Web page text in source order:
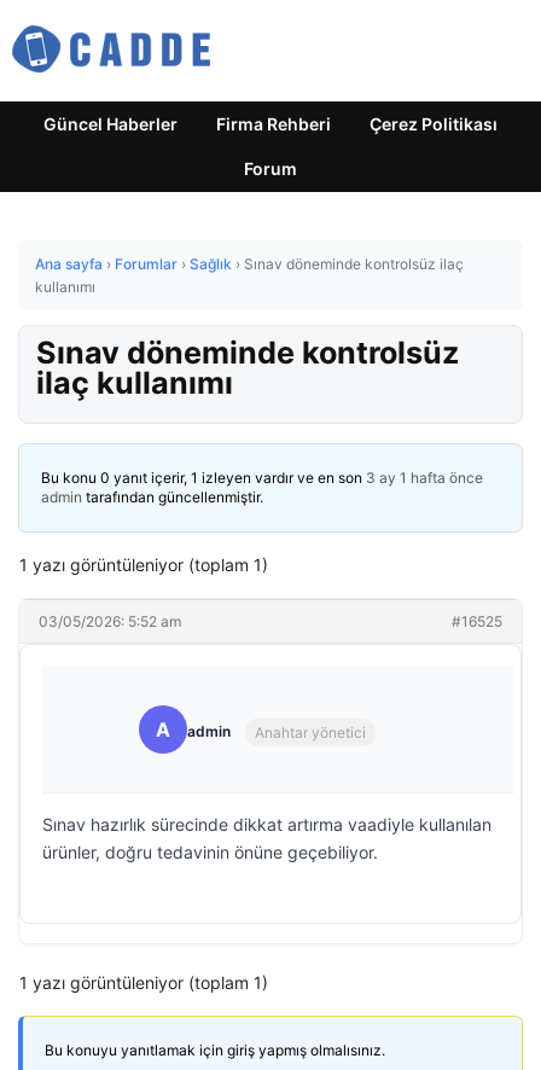
Güncel Haberler Firma Rehberi Çerez Politikası
Forum
Ana sayfa › Forumlar › Sağlık › Sınav döneminde kontrolsüz ilaç
kullanımı
Sınav döneminde kontrolsüz
ilaç kullanımı
Bu konu 0 yanıt içerir, 1 izleyen vardır ve en son 3 ay 1 hafta önce
admin tarafından güncellenmiştir.
1 yazı görüntüleniyor (toplam 1)
03/05/2026: 5:52 am #16525
A admin Anahtar yönetici
Sınav hazırlık sürecinde dikkat artırma vaadiyle kullanılan
ürünler, doğru tedavinin önüne geçebiliyor.
1 yazı görüntüleniyor (toplam 1)
Bu konuyu yanıtlamak için giriş yapmış olmalısınız.